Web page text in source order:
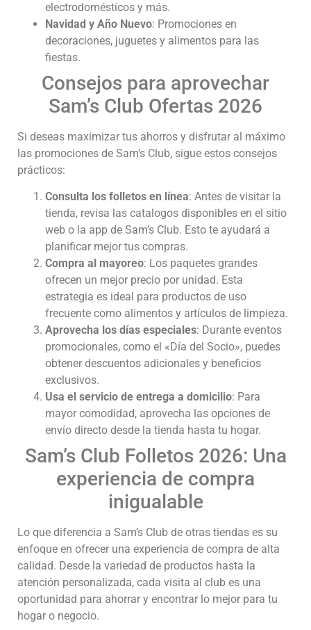
electrodomésticos y más.
Navidad y Año Nuevo: Promociones en
decoraciones, juguetes y alimentos para las
fiestas.
Consejos para aprovechar
Sam’s Club Ofertas 2026
Si deseas maximizar tus ahorros y disfrutar al máximo
las promociones de Sam’s Club, sigue estos consejos
prácticos:
Consulta los folletos en línea: Antes de visitar la
tienda, revisa las catalogos disponibles en el sitio
web o la app de Sam’s Club. Esto te ayudará a
planificar mejor tus compras.
Compra al mayoreo: Los paquetes grandes
ofrecen un mejor precio por unidad. Esta
estrategia es ideal para productos de uso
frecuente como alimentos y artículos de limpieza.
Aprovecha los días especiales: Durante eventos
promocionales, como el «Día del Socio», puedes
obtener descuentos adicionales y beneficios
exclusivos.
Usa el servicio de entrega a domicilio: Para
mayor comodidad, aprovecha las opciones de
envío directo desde la tienda hasta tu hogar.
Sam’s Club Folletos 2026: Una
experiencia de compra
inigualable
Lo que diferencia a Sam’s Club de otras tiendas es su
enfoque en ofrecer una experiencia de compra de alta
calidad. Desde la variedad de productos hasta la
atención personalizada, cada visita al club es una
oportunidad para ahorrar y encontrar lo mejor para tu
hogar o negocio.